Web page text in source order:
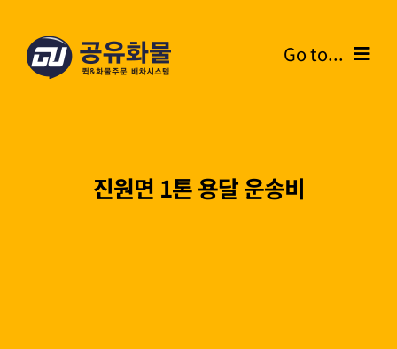
Go to...
진원면 1톤 용달 운송비